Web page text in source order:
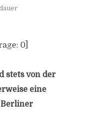
0]
stets von der
eine